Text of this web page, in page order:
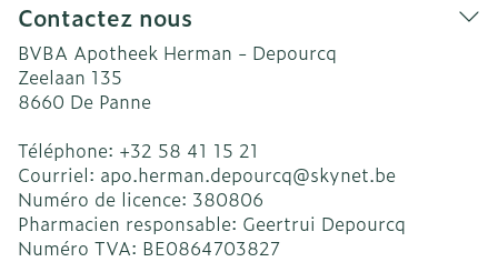
Contactez nous
BVBA Apotheek Herman - Depourcq
Zeelaan 135
8660 De Panne
Téléphone: +32 58 41 15 21
Courriel: apo.herman.depourcq@skynet.be
Numéro de licence: 380806
Pharmacien responsable: Geertrui Depourcq
Numéro TVA: BE0864703827